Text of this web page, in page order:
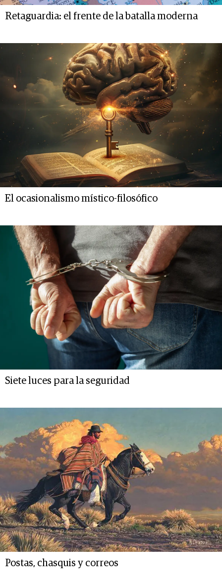
Retaguardia: el frente de la batalla moderna
El ocasionalismo místico-filosófico
Siete luces para la seguridad
Postas, chasquis y correos